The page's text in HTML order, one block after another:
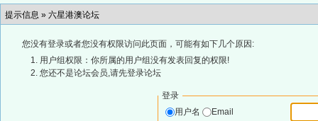
提示信息 » 六星港澳论坛
您没有登录或者您没有权限访问此页面，可能有如下几个原因:
用户组权限：你所属的用户组没有发表回复的权限!
您还不是论坛会员,请先登录论坛
登录
用户名
Email